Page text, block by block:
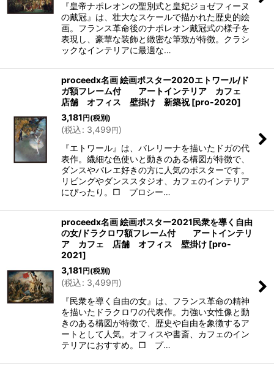
『皇帝ナポレオンの聖別式と皇妃ジョゼフィーヌ
の戴冠』は、壮大なスケールで描かれた歴史的絵
画。フランス革命後のナポレオン戴冠式の様子を
表現し、豪華な装飾と緻密な筆致が特徴。クラシ
ックなインテリアに最適な…
proceedx名画 絵画ポスター2020エトワール/ド
ガ額フレーム付 アートインテリア カフェ
店舗 オフィス 壁掛け 新築祝 [pro-2020]
3,181円(税別)
(税込: 3,499円)
『エトワール』は、バレリーナを描いたドガの代
表作。繊細な色使いと動きのある構図が特徴で、
ダンスやバレエ好きの方に人気のポスターです。
リビングやダンススタジオ、カフェのインテリア
にぴったり。□ プロシー…
proceedx名画 絵画ポスター2021民衆を導く自由
の女/ドラクロワ額フレーム付 アートインテリ
ア カフェ 店舗 オフィス 壁掛け [pro-
2021]
3,181円(税別)
(税込: 3,499円)
『民衆を導く自由の女』は、フランス革命の精神
を描いたドラクロワの代表作。力強い女性像と動
きのある構図が特徴で、歴史や自由を象徴するア
ートとして人気。オフィスや書斎、カフェのイン
テリアにおすすめ。□ プ…